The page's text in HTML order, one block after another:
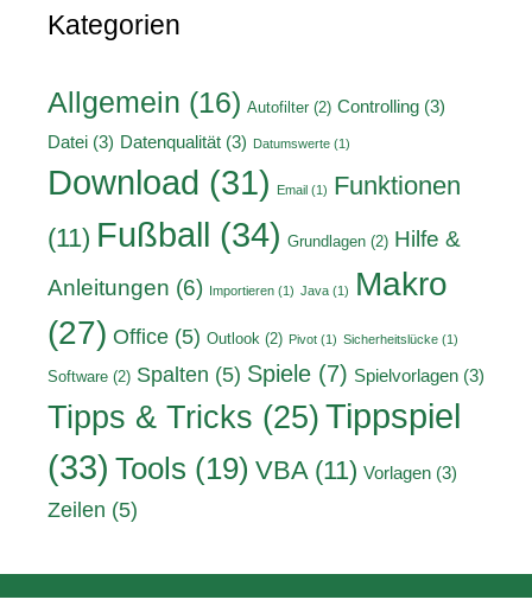
Kategorien
Allgemein (16) Autofilter (2) Controlling (3)
Datei (3) Datenqualität (3) Datumswerte (1)
Download (31) Email (1) Funktionen
(11) Fußball (34) Grundlagen (2) Hilfe &
Anleitungen (6) Importieren (1) Java (1)
Makro
(27) Office (5) Outlook (2) Pivot (1) Sicherheitslücke (1)
Software (2) Spalten (5) Spiele (7) Spielvorlagen (3)
Tipps & Tricks (25)Tippspiel
(33) Tools (19) VBA (11) Vorlagen (3)
Zeilen (5)